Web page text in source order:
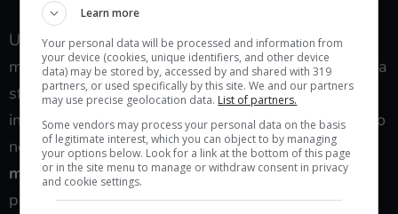
Una volta fatto apparirà la schermata della nuova
modalità e voi dovrete scegliere l’opzione “Accetta la
sfida”. In questo modo potrete affrontare la sezione
iniziale del Villaggio con nemici fortissimi e un nuovo
nemico, unChainsaw Man, armato però di una
motosega fiammeggiante. Vale sicuramente la
pena dargli un’occhiata, ma se non riuscite a
Learn more
Your personal data will be processed and information from
your device (cookies, unique identifiers, and other device
data) may be stored by, accessed by and shared with 319
partners, or used specifically by this site. We and our partners
may use precise geolocation data. List of partners.
Some vendors may process your personal data on the basis
of legitimate interest, which you can object to by managing
your options below. Look for a link at the bottom of this page
or in the site menu to manage or withdraw consent in privacy
and cookie settings.